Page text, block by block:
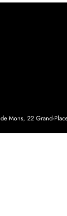
Mons, 22 Grand-